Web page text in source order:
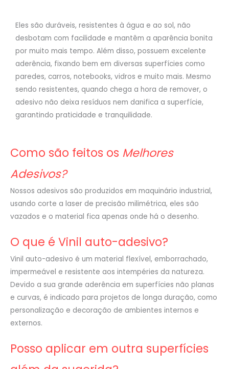
Eles são duráveis, resistentes à água e ao sol, não
desbotam com facilidade e mantêm a aparência bonita
por muito mais tempo. Além disso, possuem excelente
aderência, fixando bem em diversas superfícies como
paredes, carros, notebooks, vidros e muito mais. Mesmo
sendo resistentes, quando chega a hora de remover, o
adesivo não deixa resíduos nem danifica a superfície,
garantindo praticidade e tranquilidade.
Como são feitos os Melhores
Adesivos?
Nossos adesivos são produzidos em maquinário industrial,
usando corte a laser de precisão milimétrica, eles são
vazados e o material fica apenas onde há o desenho.
O que é Vinil auto-adesivo?
Vinil auto-adesivo é um material flexível, emborrachado,
impermeável e resistente aos intempéries da natureza.
Devido a sua grande aderência em superfícies não planas
e curvas, é indicado para projetos de longa duração, como
personalização e decoração de ambientes internos e
externos.
Posso aplicar em outra superfícies